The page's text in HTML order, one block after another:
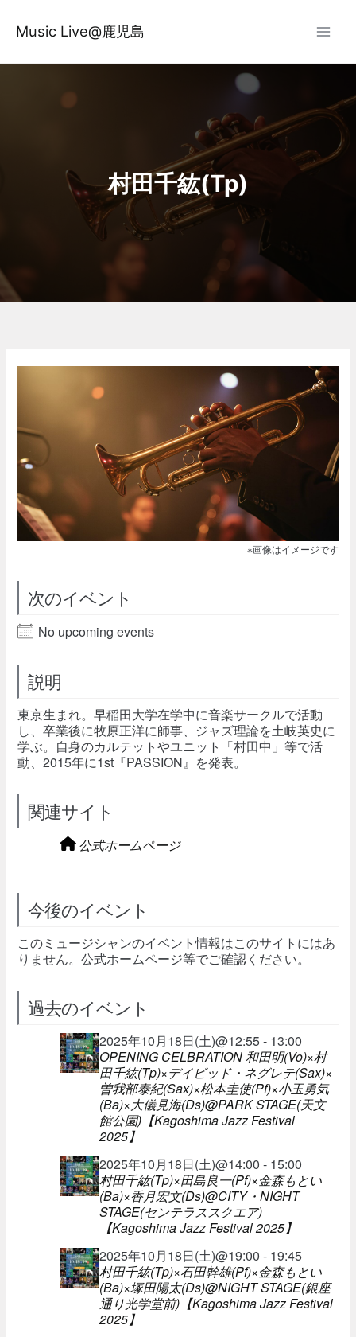
ス
Music Live@鹿児島
村田千紘(Tp)
※画像はイメージです
次のイベント
No upcoming events
説明
東京生まれ。早稲田大学在学中に音楽サークルで活動
し、卒業後に牧原正洋に師事、ジャズ理論を土岐英史に
学ぶ。自身のカルテットやユニット「村田中」等で活
動、2015年に1st『PASSION』を発表。
関連サイト
公式ホームページ
今後のイベント
このミュージシャンのイベント情報はこのサイトにはあ
りません。公式ホームページ等でご確認ください。
過去のイベント
2025年10月18日(土)@12:55 - 13:00
OPENING CELBRATION 和田明(Vo)×村
田千紘(Tp)×デイビッド・ネグレテ(Sax)×
曽我部泰紀(Sax)×松本圭使(Pf)×小玉勇気
(Ba)×大儀見海(Ds)@PARK STAGE(天文
館公園)【Kagoshima Jazz Festival
2025】
2025年10月18日(土)@14:00 - 15:00
村田千紘(Tp)×田島良一(Pf)×金森もとい
(Ba)×香月宏文(Ds)@CITY・NIGHT
STAGE(センテラススクエア)
【Kagoshima Jazz Festival 2025】
2025年10月18日(土)@19:00 - 19:45
村田千紘(Tp)×石田幹雄(Pf)×金森もとい
(Ba)×塚田陽太(Ds)@NIGHT STAGE(銀座
通り光学堂前)【Kagoshima Jazz Festival
2025】